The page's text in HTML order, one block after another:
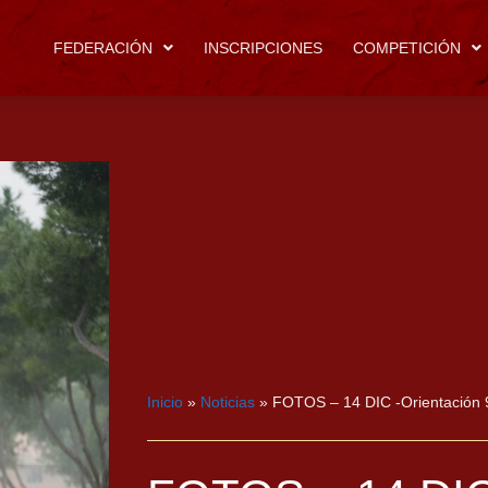
FEDERACIÓN INSCRIPCIONES COMPETICIÓN
Inicio » Noticias » FOTOS – 14 DIC -